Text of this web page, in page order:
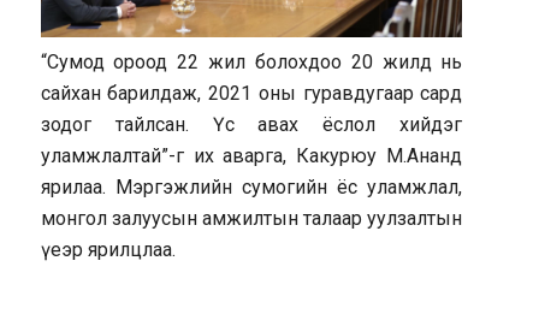
“Сумод ороод 22 жил болохдоо 20 жилд нь
сайхан барилдаж, 2021 оны гуравдугаар сард
зодог тайлсан. Үс авах ёслол хийдэг
уламжлалтай”-г их аварга, Какурюу М.Ананд
ярилаа. Мэргэжлийн сумогийн ёс уламжлал,
монгол залуусын амжилтын талаар уулзалтын
үеэр ярилцлаа.